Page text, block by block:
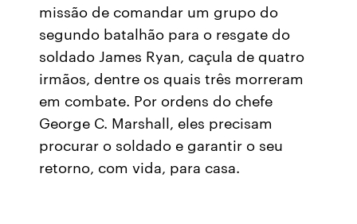
missão de comandar um grupo do
segundo batalhão para o resgate do
soldado James Ryan, caçula de quatro
irmãos, dentre os quais três morreram
em combate. Por ordens do chefe
George C. Marshall, eles precisam
procurar o soldado e garantir o seu
retorno, com vida, para casa.